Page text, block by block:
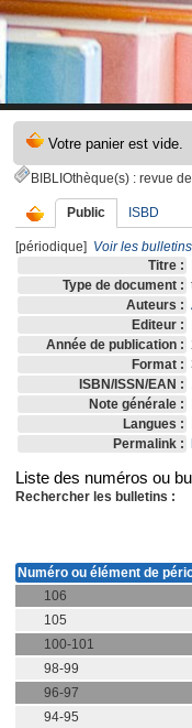
BIBLIOthèque(s) : revue
Public ISBD
[périodique] Voir les
Titre :
Type de document :
Auteurs :
Editeur :
Année de publication :
Format :
ISBN/ISSN/EAN :
Note générale :
Langues :
Permalink :
Liste des numéros ou
Rechercher les bulletins :
Numéro ou élément de
106
105
100-101
98-99
96-97
94-95